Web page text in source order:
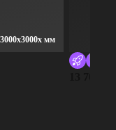
3000x3000x мм